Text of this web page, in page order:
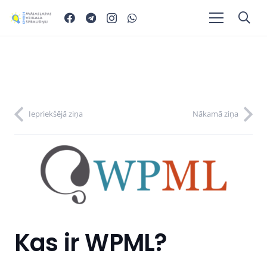
Iepriekšējā ziņa Nākamā ziņa
Kas ir WPML?